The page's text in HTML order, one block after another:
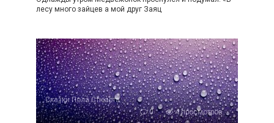
лесу много зайцев а мой друг Заяц
Сказки Пола Стюарта
0
4 просмотров